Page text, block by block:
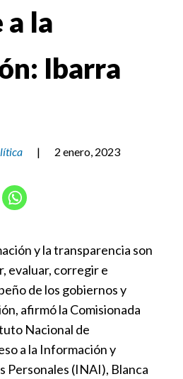
a la
Ibarra
|
2 enero, 2023
y la transparencia son
evaluar, corregir e
de los gobiernos y
afirmó la Comisionada
Nacional de
a la Información y
Personales (INAI), Blanca